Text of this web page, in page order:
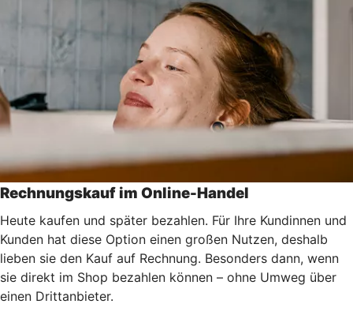
Rechnungskauf im Online-Handel
Heute kaufen und später bezahlen. Für Ihre Kundinnen und
Kunden hat diese Option einen großen Nutzen, deshalb
lieben sie den Kauf auf Rechnung. Besonders dann, wenn
sie direkt im Shop bezahlen können – ohne Umweg über
einen Drittanbieter.